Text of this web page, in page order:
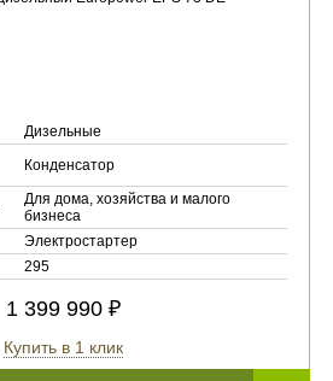
Дизельные
Конденсатор
Для дома, хозяйства и малого
бизнеса
Электростартер
295
1 399 990 ₽
Купить в 1 клик